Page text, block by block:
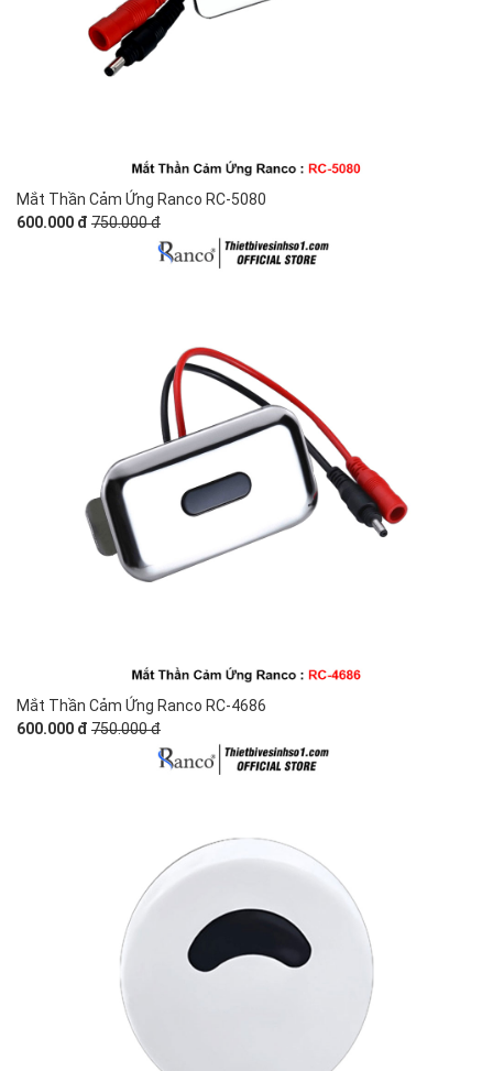
Mắt Thần Cảm Ứng Ranco RC-5080
600.000 đ 750.000 đ
Mắt Thần Cảm Ứng Ranco RC-4686
600.000 đ 750.000 đ